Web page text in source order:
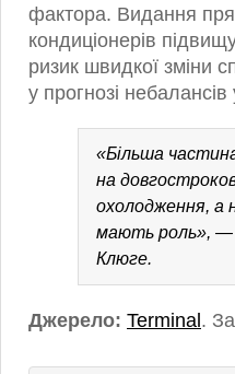
фактора. Видання
кондиціонерів
ризик швидкої зміни
у прогнозі небалансів
«Більша
на
охолодження, а
мають роль», —
Клюге.
Джерело: Terminal .